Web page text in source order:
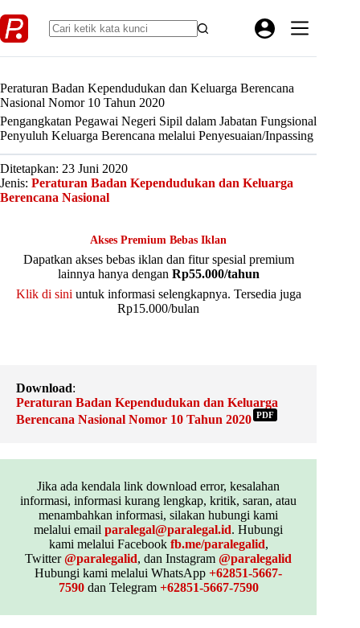
to
content
Peraturan Badan Kependudukan dan Keluarga Berencana
Nasional Nomor 10 Tahun 2020
Pengangkatan Pegawai Negeri Sipil dalam Jabatan Fungsional
Penyuluh Keluarga Berencana melalui Penyesuaian/Inpassing
Ditetapkan: 23 Juni 2020
Jenis: Peraturan Badan Kependudukan dan Keluarga
Berencana Nasional
Akses Premium Bebas Iklan
Dapatkan akses bebas iklan dan fitur spesial premium
lainnya hanya dengan Rp55.000/tahun
Klik di sini untuk informasi selengkapnya. Tersedia juga
Rp15.000/bulan
Download:
Peraturan Badan Kependudukan dan Keluarga
Berencana Nasional Nomor 10 Tahun 2020 PDF
Jika ada kendala link download error, kesalahan
informasi, informasi kurang lengkap, kritik, saran, atau
menambahkan informasi, silakan hubungi kami
melalui emailparalegal@paralegal.id. Hubungi
kami melalui Facebook fb.me/paralegalid,
Twitter@paralegalid, dan Instagram@paralegalid
Hubungi kami melalui WhatsApp+62851-5667-
7590dan Telegram +62851-5667-7590